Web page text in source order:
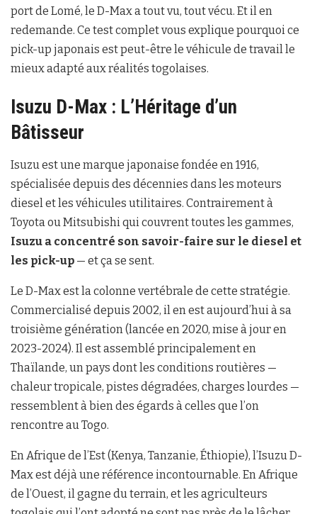
port de Lomé, le D-Max a tout vu, tout vécu. Et il en
redemande. Ce test complet vous explique pourquoi ce
pick-up japonais est peut-être le véhicule de travail le
mieux adapté aux réalités togolaises.
Isuzu D-Max : L’Héritage d’un
Bâtisseur
Isuzu est une marque japonaise fondée en 1916,
spécialisée depuis des décennies dans les moteurs
diesel et les véhicules utilitaires. Contrairement à
Toyota ou Mitsubishi qui couvrent toutes les gammes,
Isuzu a concentré son savoir-faire sur le diesel et
les pick-up — et ça se sent.
Le D-Max est la colonne vertébrale de cette stratégie.
Commercialisé depuis 2002, il en est aujourd’hui à sa
troisième génération (lancée en 2020, mise à jour en
2023-2024). Il est assemblé principalement en
Thaïlande, un pays dont les conditions routières —
chaleur tropicale, pistes dégradées, charges lourdes —
ressemblent à bien des égards à celles que l’on
rencontre au Togo.
En Afrique de l’Est (Kenya, Tanzanie, Éthiopie), l’Isuzu D-
Max est déjà une référence incontournable. En Afrique
de l’Ouest, il gagne du terrain, et les agriculteurs